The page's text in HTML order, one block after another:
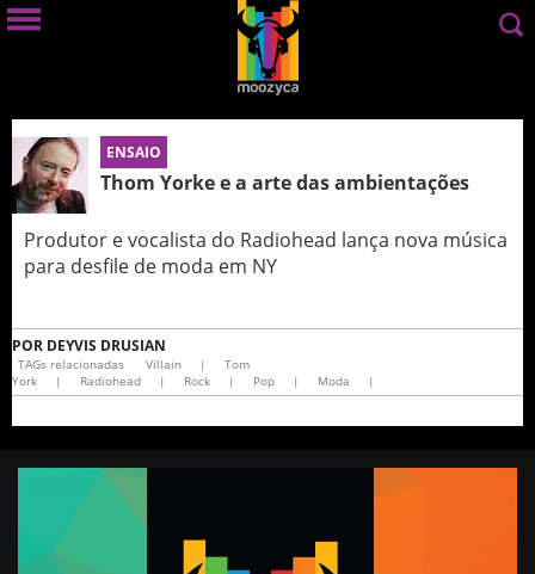
ENSAIO
Thom Yorke e a arte das ambientações
Produtor e vocalista do Radiohead lança nova música
para desfile de moda em NY
POR DEYVIS DRUSIAN
TAGs relacionadas Villain |
Tom
York
| Radiohead | Rock | Pop | Moda |